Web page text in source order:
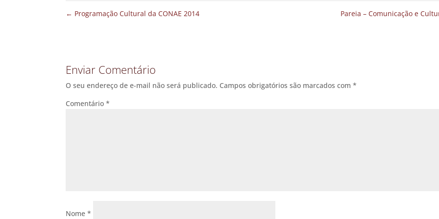
← Programação Cultural da CONAE 2014 Pareia – Comunicação e
Enviar Comentário
O seu endereço de e-mail não será publicado. Campos obrigatórios são marcados com*
Comentário*
Nome*